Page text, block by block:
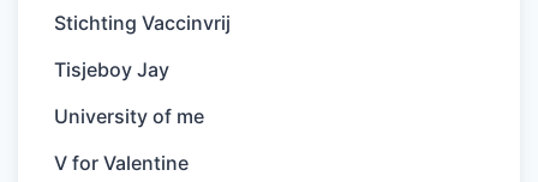
Stichting Vaccinvrij
Tisjeboy Jay
University of me
V for Valentine